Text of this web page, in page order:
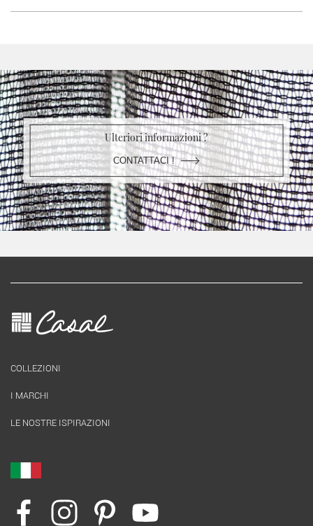
Ulteriori informazioni ?
CONTATTACI !
COLLEZIONI
I MARCHI
LE NOSTRE ISPIRAZIONI